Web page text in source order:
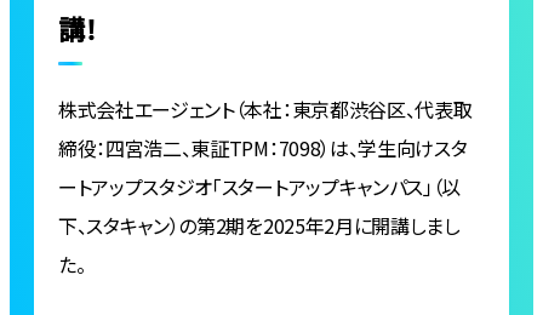
講！
株式会社エージェント（本社：東京都渋谷区、代表取
締役：四宮浩二、東証TPM：7098）は、学生向けスタ
ートアップスタジオ「スタートアップキャンパス」（以
下、スタキャン）の第2期を2025年2月に開講しまし
た。